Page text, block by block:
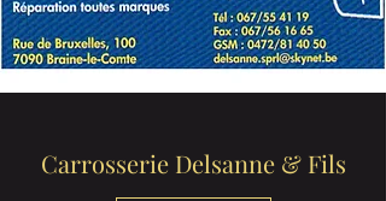
Carrosserie Delsanne & Fils